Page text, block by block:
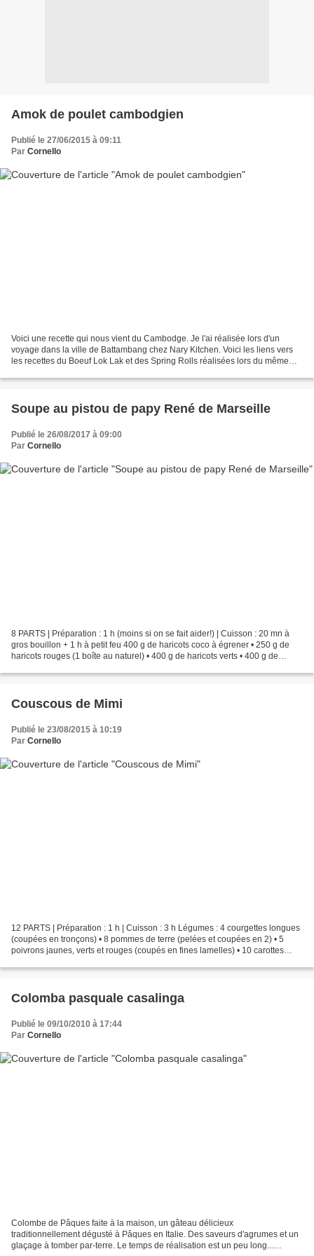
Amok de poulet cambodgien
Publié le 27/06/2015 à 09:11
Par Cornello
Voici une recette qui nous vient du Cambodge. Je l'ai réalisée lors d'un
voyage dans la ville de Battambang chez Nary Kitchen. Voici les liens vers
les recettes du Boeuf Lok Lak et des Spring Rolls réalisées lors du même
Soupe au pistou de papy René de Marseille
Publié le 26/08/2017 à 09:00
Par Cornello
8 PARTS | Préparation : 1 h (moins si on se fait aider!) | Cuisson : 20 mn à
gros bouillon + 1 h à petit feu 400 g de haricots coco à égrener • 250 g de
haricots rouges (1 boîte au naturel) • 400 g de haricots verts • 400 g de
Couscous de Mimi
Publié le 23/08/2015 à 10:19
Par Cornello
12 PARTS | Préparation : 1 h | Cuisson : 3 h Légumes : 4 courgettes longues
(coupées en tronçons) • 8 pommes de terre (pelées et coupées en 2) • 5
poivrons jaunes, verts et rouges (coupés en fines lamelles) • 10 carottes
Colomba pasquale casalinga
Publié le 09/10/2010 à 17:44
Par Cornello
Colombe de Pâques faite à la maison, un gâteau délicieux
traditionnellement dégusté à Pâques en Italie. Des saveurs d'agrumes et un
glaçage à tomber par-terre. Le temps de réalisation est un peu long...